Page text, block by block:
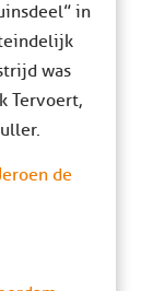
in
was
Tervoert,
de